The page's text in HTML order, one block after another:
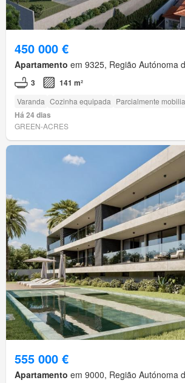
450 000 €
Apartamento em 9325, Região Autónoma
3 141 m²
Varanda Cozinha equipada Parcialmente
Há 24 dias
GREEN-ACRES
555 000 €
Apartamento em 9000, Região Autónoma